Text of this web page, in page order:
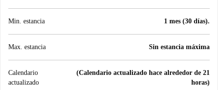
Min. estancia 1 mes (30 días).
Max. estancia Sin estancia máxima
Calendario
actualizado
(Calendario actualizado hace alrededor de 21
horas)